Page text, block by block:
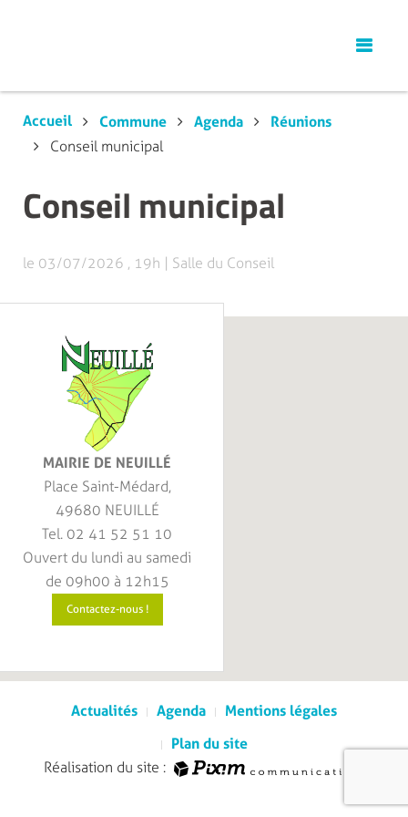
Accueil Commune Agenda
Réunions
Conseil municipal
Conseil municipal
le 03/07/2026 , 19h | Salle du Conseil
MAIRIE DE NEUILLÉ
Place Saint-Médard,
49680 NEUILLÉ
Tel. 02 41 52 51 10
Ouvert du lundi au samedi
de 09h00 à 12h15
Contactez-nous !
Actualités Agenda
Mentions légales
Plan du site
Réalisation du site :